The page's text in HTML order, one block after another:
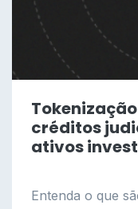
créditos
ativos
Entenda o que